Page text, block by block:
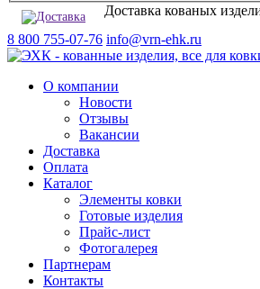
Доставка кованых
8 800 755-07-76 info@vrn-ehk.ru
О компании
Новости
Отзывы
Вакансии
Доставка
Оплата
Каталог
Элементы ковки
Готовые изделия
Прайс-лист
Фотогалерея
Партнерам
Контакты